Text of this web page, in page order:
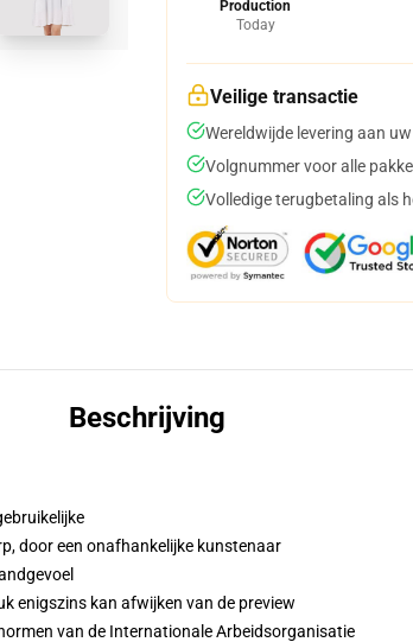
Production
Today
Veilige transactie
Wereldwijde levering aan
Volgnummer voor alle
Volledige terugbetaling als
Beschrijving
door een onafhankelijke kunstenaar
enigszins kan afwijken van de preview
van de Internationale Arbeidsorganisatie